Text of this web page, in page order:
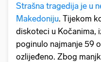
Strašna tragedija je u
Makedoniju. Tijekom
diskoteci u Kočanima,
poginulo najmanje 59
ozlijeđeno. Zbog